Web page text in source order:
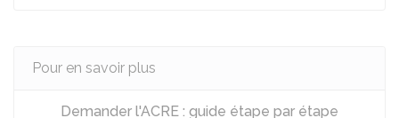
Pour en savoir plus
Demander l'ACRE : guide étape par étape